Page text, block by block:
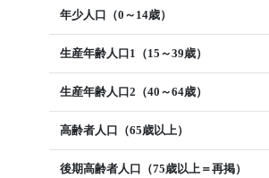
年少人口（0～14歳）
生産年齢人口1（15～39歳）
生産年齢人口2（40～64歳）
高齢者人口（65歳以上）
後期高齢者人口（75歳以上＝再掲）